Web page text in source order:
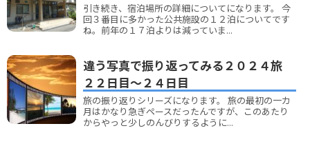
引き続き、宿泊場所の詳細についてになります。 今
回３番目に多かった公共施設の１２泊についてです
ね。前年の１７泊よりは減っていま...
違う写真で振り返ってみる２０２４旅
２２日目～２４日目
旅の振り返りシリーズになります。 旅の最初の一カ
月はかなり急ぎペースだったんですが、このあたり
からやっと少しのんびりするように...